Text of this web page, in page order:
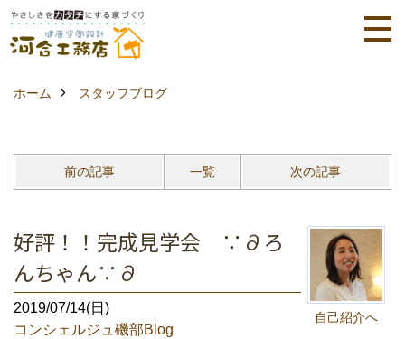
ホーム スタッフブログ
前の記事 一覧 次の記事
自己紹介へ
好評！！完成見学会 ∵∂ろ
んちゃん∵∂
2019/07/14(日)
コンシェルジュ磯部Blog